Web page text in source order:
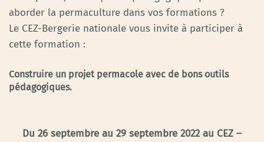
aborder la permaculture dans vos formations ?
Le CEZ-Bergerie nationale vous invite à participer à
cette formation :
Construire un projet permacole avec de bons outils
pédagogiques.
Du 26 septembre au 29 septembre 2022 au CEZ –